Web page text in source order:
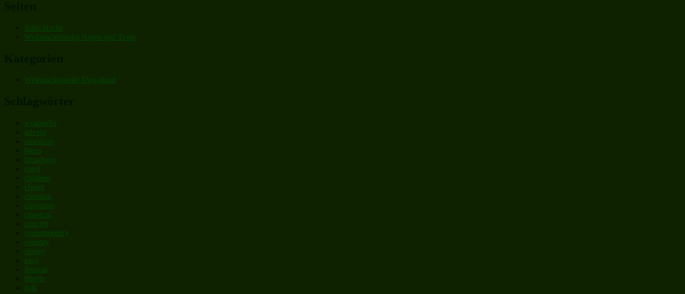
Stille Nacht
Weihnachtslieder Noten und Texte
Weihnachtslieder Download
a cappella
advent
american
blues
broadway
carol
children
choral
christian
christmas
classical
concert
contemporary
country
disney
easy
festival
film/tv
folk